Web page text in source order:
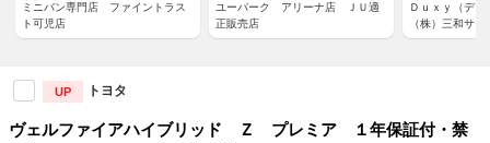
ミニバン専門店 ファイントラス
ト可児店
ユーパーク アリーナ店 ＪＵ適
正販売店
Ｄｕｘｙ（デ
（株）三和サー
UP トヨタ
ヴェルファイアハイブリッド Ｚ プレミア １年保証付・禁